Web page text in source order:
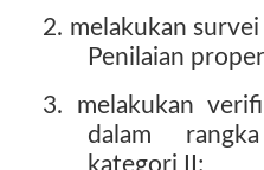
2. melakukan
Penilaian
3. melakukan
dalam
kategori II;